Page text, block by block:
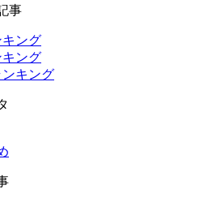
事
ング
ング
キング